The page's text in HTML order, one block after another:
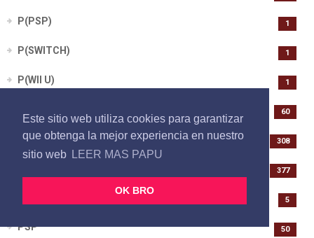
Este sitio web utiliza cookies para garantizar
que obtenga la mejor experiencia en nuestro
sitio web LEER MAS PAPU
OK BRO
P(PSP) 1
P(SWITCH) 1
P(WII U) 1
60
PS1 308
377
5
PSP 50